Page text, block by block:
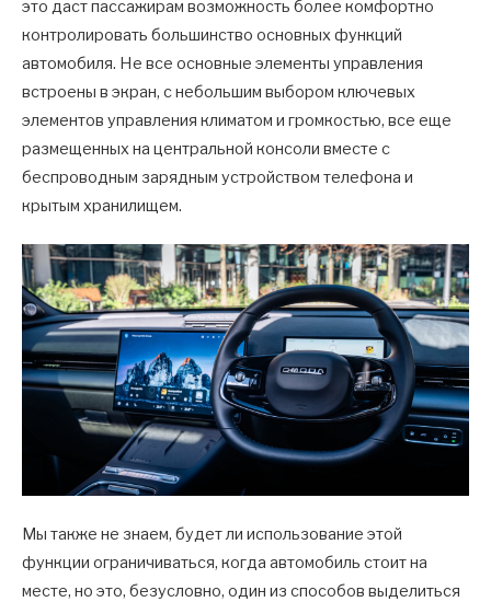
это даст пассажирам возможность более комфортно
контролировать большинство основных функций
автомобиля. Не все основные элементы управления
встроены в экран, с небольшим выбором ключевых
элементов управления климатом и громкостью, все еще
размещенных на центральной консоли вместе с
беспроводным зарядным устройством телефона и
крытым хранилищем.
Мы также не знаем, будет ли использование этой
функции ограничиваться, когда автомобиль стоит на
месте, но это, безусловно, один из способов выделиться